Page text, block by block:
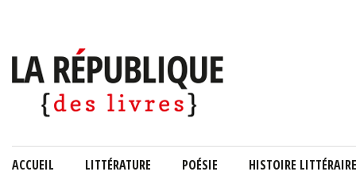
ACCUEIL LITTÉRATURE POÉSIE HISTOIRE LITTÉRAIRE